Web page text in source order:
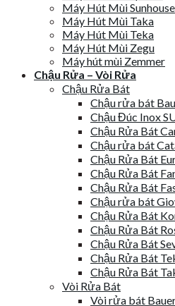
Máy Hút Mùi Sunhouse
Máy Hút Mùi Taka
Máy Hút Mùi Teka
Máy Hút Mùi Zegu
Máy hút mùi Zemmer
Chậu Rửa – Vòi Rửa
Chậu Rửa Bát
Chậu rửa bát
Chậu Đúc Inox
Chậu Rửa Bát
Chậu rửa bát
Chậu Rửa Bát
Chậu Rửa Bát
Chậu Rửa Bát
Chậu rửa bát
Chậu Rửa Bát
Chậu Rửa Bát
Chậu Rửa Bát
Chậu Rửa Bát
Chậu Rửa Bát
Vòi Rửa Bát
Vòi rửa bát